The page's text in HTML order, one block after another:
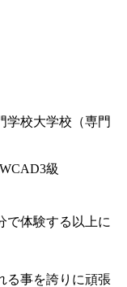
学校大学校（専門
級
で体験する以上に
る事を誇りに頑張